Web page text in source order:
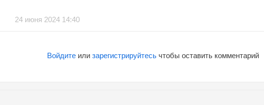
24 июня 2024 14:40
Войдите или зарегистрируйтесь чтобы оставить комментарий